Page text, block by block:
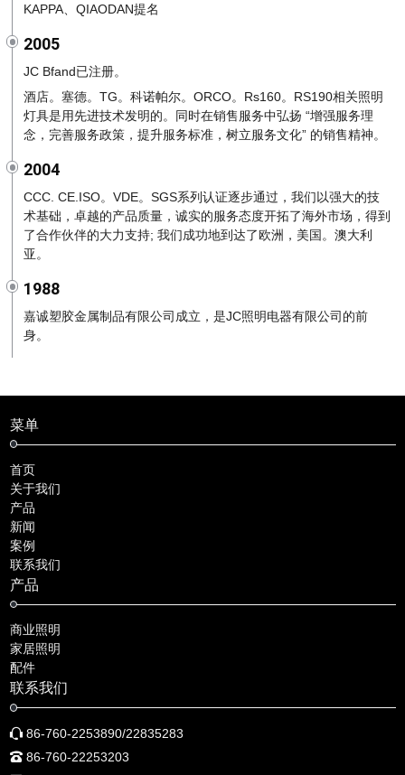
KAPPA、QIAODAN提名
2005
JC Bfand已注册。
酒店。塞德。TG。科诺帕尔。ORCO。Rs160。RS190相关照明
灯具是用先进技术发明的。同时在销售服务中弘扬 “增强服务理
念，完善服务政策，提升服务标准，树立服务文化” 的销售精神。
2004
CCC. CE.ISO。VDE。SGS系列认证逐步通过，我们以强大的技
术基础，卓越的产品质量，诚实的服务态度开拓了海外市场，得到
了合作伙伴的大力支持; 我们成功地到达了欧洲，美国。澳大利
亚。
1988
嘉诚塑胶金属制品有限公司成立，是JC照明电器有限公司的前
身。
菜单
首页
关于我们
产品
新闻
案例
联系我们
产品
商业照明
家居照明
配件
联系我们
86-760-2253890/22835283
86-760-22253203